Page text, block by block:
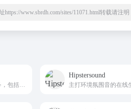
https://www.sbrdh.com/sites/11071.html转载请注明
免费在线观看服务，包括音乐MV、现场版、舞蹈版、演唱会等各类音乐视频素材。
Hipstersound